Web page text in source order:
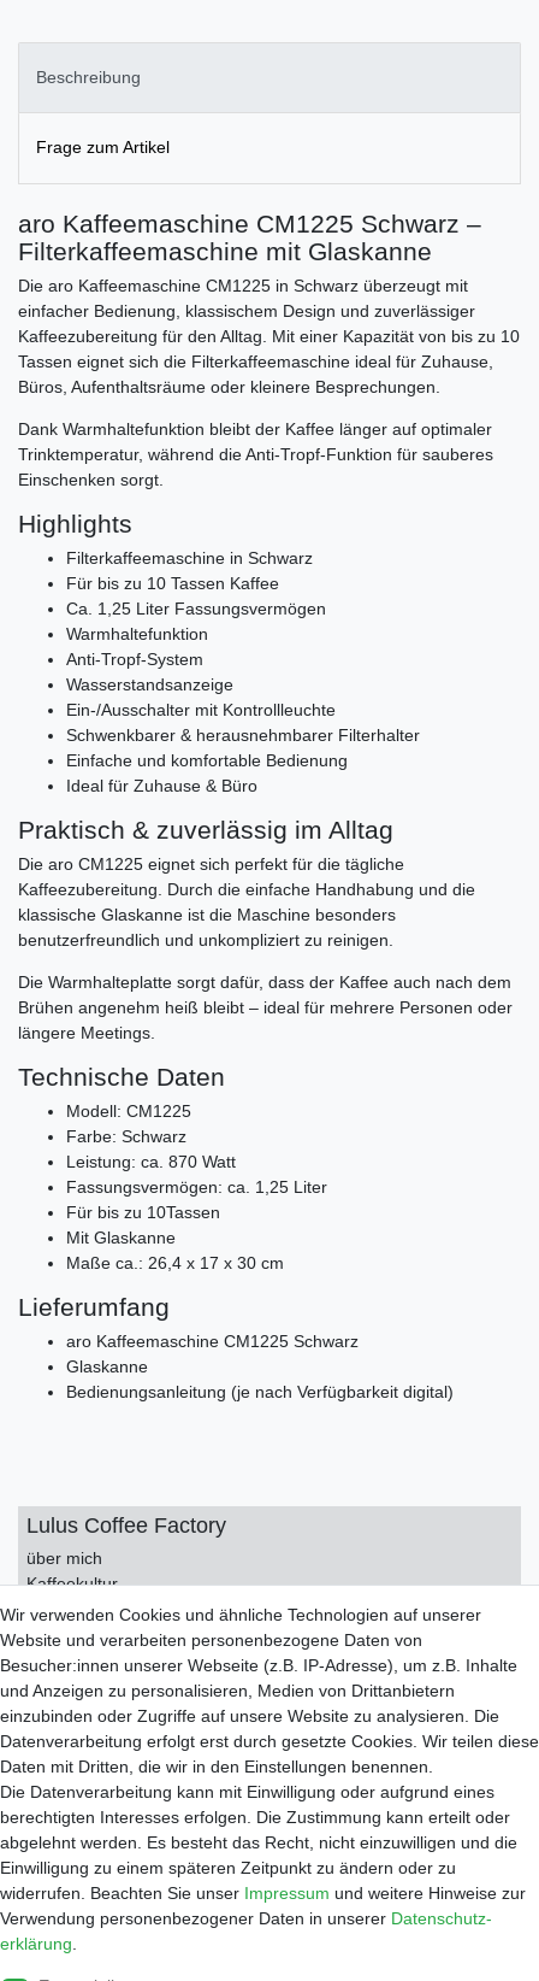
Beschreibung
Frage zum Artikel
aro Kaffeemaschine CM1225 Schwarz –
Filterkaffeemaschine mit Glaskanne
Die aro Kaffeemaschine CM1225 in Schwarz überzeugt mit
einfacher Bedienung, klassischem Design und zuverlässiger
Kaffeezubereitung für den Alltag. Mit einer Kapazität von bis zu 10
Tassen eignet sich die Filterkaffeemaschine ideal für Zuhause,
Büros, Aufenthaltsräume oder kleinere Besprechungen.
Dank Warmhaltefunktion bleibt der Kaffee länger auf optimaler
Trinktemperatur, während die Anti-Tropf-Funktion für sauberes
Einschenken sorgt.
Highlights
Filterkaffeemaschine in Schwarz
Für bis zu 10 Tassen Kaffee
Ca. 1,25 Liter Fassungsvermögen
Warmhaltefunktion
Anti-Tropf-System
Wasserstandsanzeige
Ein-/Ausschalter mit Kontrollleuchte
Schwenkbarer & herausnehmbarer Filterhalter
Einfache und komfortable Bedienung
Ideal für Zuhause & Büro
Praktisch & zuverlässig im Alltag
Die aro CM1225 eignet sich perfekt für die tägliche
Kaffeezubereitung. Durch die einfache Handhabung und die
klassische Glaskanne ist die Maschine besonders
benutzerfreundlich und unkompliziert zu reinigen.
Die Warmhalteplatte sorgt dafür, dass der Kaffee auch nach dem
Brühen angenehm heiß bleibt – ideal für mehrere Personen oder
längere Meetings.
Technische Daten
Modell: CM1225
Farbe: Schwarz
Leistung: ca. 870 Watt
Fassungsvermögen: ca. 1,25 Liter
Für bis zu 10Tassen
Mit Glaskanne
Maße ca.: 26,4 x 17 x 30 cm
Lieferumfang
aro Kaffeemaschine CM1225 Schwarz
Glaskanne
Bedienungsanleitung (je nach Verfügbarkeit digital)
Lulus Coffee Factory
über mich
Kaffeekultur
Kontakt
Impressum
Datenschutzerklärung
AGB
Service
Zahlungsarten
Versand
Widerrufsrecht
Warenkorb
Händleranfragen
Werkstatt
Reparaturauftrag
Wir verwenden Cookies und ähnliche Technologien auf unserer
Website und verarbeiten personenbezogene Daten von
Besucher:innen unserer Webseite (z.B. IP-Adresse), um z.B. Inhalte
und Anzeigen zu personalisieren, Medien von Drittanbietern
einzubinden oder Zugriffe auf unsere Website zu analysieren. Die
Datenverarbeitung erfolgt erst durch gesetzte Cookies. Wir teilen diese
Daten mit Dritten, die wir in den Einstellungen benennen.
Die Datenverarbeitung kann mit Einwilligung oder aufgrund eines
berechtigten Interesses erfolgen. Die Zustimmung kann erteilt oder
abgelehnt werden. Es besteht das Recht, nicht einzuwilligen und die
Einwilligung zu einem späteren Zeitpunkt zu ändern oder zu
widerrufen. Beachten Sie unser Impressum und weitere Hinweise zur
Verwendung personenbezogener Daten in unserer Daten­schutz­
erklärung